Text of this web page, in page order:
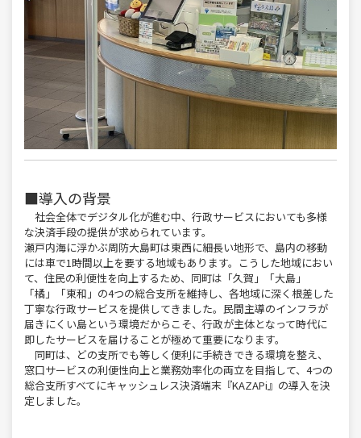
■導入の背景
社会全体でデジタル化が進む中、行政サービスにおいても多様
な決済手段の提供が求められています。
瀬戸内海に浮かぶ周防大島町は東西に細長い地形で、島内の移動
には車で1時間以上を要する地域もあります。こうした地域におい
て、住民の利便性を向上するため、同町は「久賀」「大島」
「橘」「東和」の4つの総合支所を維持し、各地域に深く根差した
丁寧な行政サービスを提供してきました。民間主導のインフラが
届きにくい島という環境だからこそ、行政が主体となって時代に
即したサービスを届けることが極めて重要になります。
同町は、どの支所でも等しく便利に手続きできる環境を整え、
窓口サービスの利便性向上と業務効率化の両立を目指して、4つの
総合支所すべてにキャッシュレス決済端末『KAZAPi』の導入を決
定しました。